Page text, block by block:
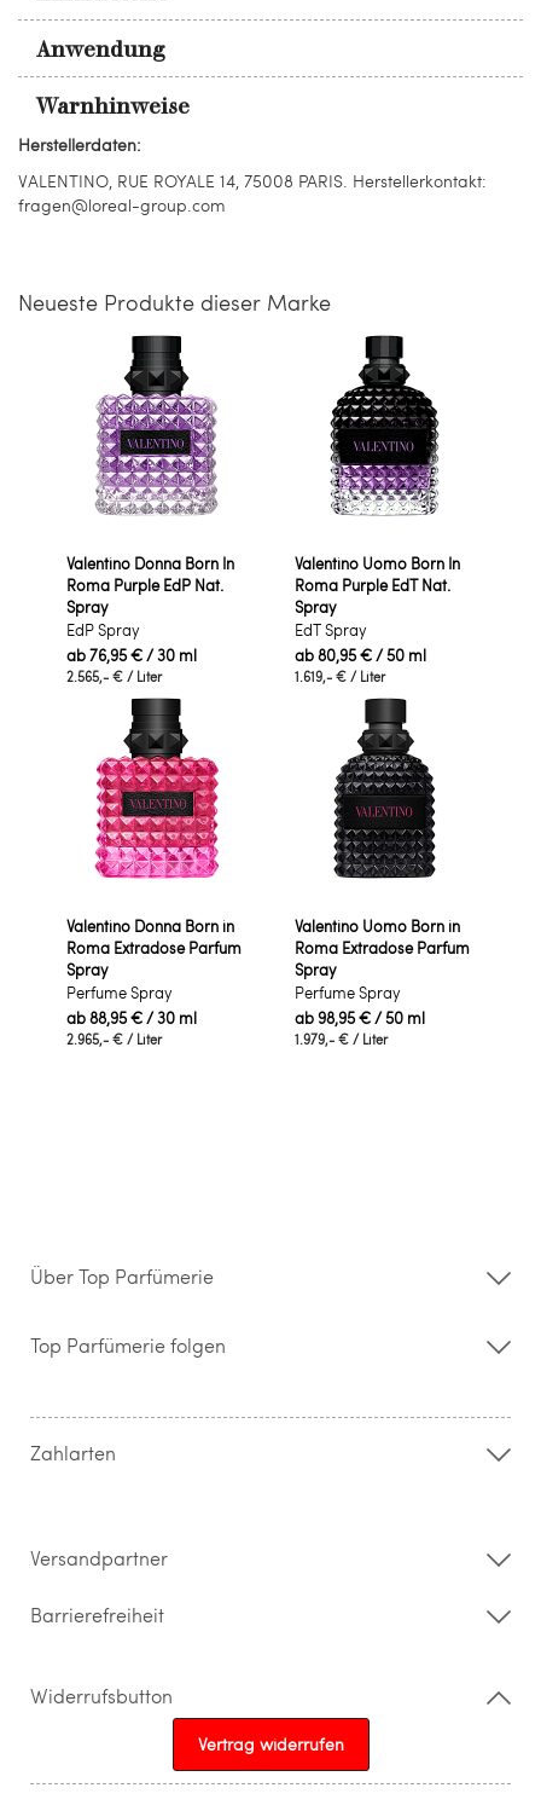
Anwendung
Warnhinweise
Herstellerdaten:
VALENTINO, RUE ROYALE 14, 75008 PARIS. Herstellerkontakt:
fragen@loreal-group.com
Neueste Produkte dieser Marke
Valentino Donna Born In
Roma Purple EdP Nat.
Spray
EdP Spray
ab76,95 €/ 30 ml
2.565,- € / Liter
Valentino Uomo Born In
Roma Purple EdT Nat.
Spray
EdT Spray
ab80,95 €/ 50 ml
1.619,- € / Liter
Valentino Donna Born in
Roma Extradose Parfum
Spray
Perfume Spray
ab88,95 €/ 30 ml
2.965,- € / Liter
Valentino Uomo Born in
Roma Extradose Parfum
Spray
Perfume Spray
ab98,95 €/ 50 ml
1.979,- € / Liter
Über Top Parfümerie
Storefinder
Kontakt
Widerrufsrecht & Rückgabebedingungen
Top Parfümerie folgen
Zahlarten
Versandpartner
Barrierefreiheit
Widerrufsbutton
Vertrag widerrufen